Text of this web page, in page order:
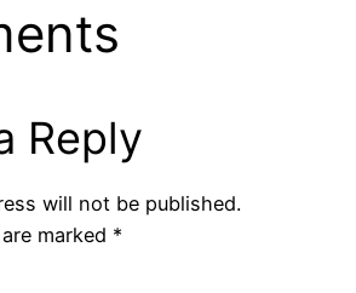
Reply
will not be published.
marked *